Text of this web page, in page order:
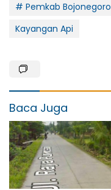
# Pemkab Bojonegoro
Kayangan Api
Baca Juga